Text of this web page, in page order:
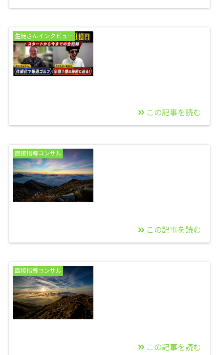
人家族を支える月利益
28万円達成の「よかさ
ん」インタビュー公
開！
生徒さんインタビュー
ーチほぼゼロで毎週ゴ
ルフ生活を実現した仕
組み化【実績インタビ
ュー】
この記事を読む
直接指導コンサル
今年最後のせどり独占
販売×自動化チーム
「ESST」
この記事を読む
直接指導コンサル
この記事を読む